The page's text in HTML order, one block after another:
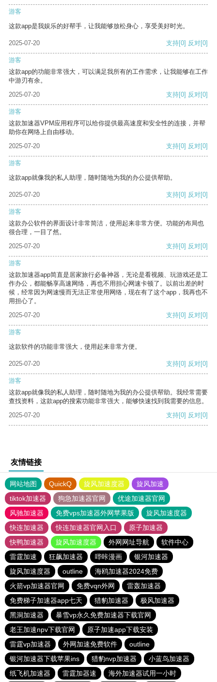
游客
这款app是我娱乐的好帮手，让我能够放松身心，享受美好时光。
2025-07-20 支持[0] 反对[0]
游客
这款app的功能非常强大，可以满足我所有的工作需求，让我能够在工作
中游刃有余。
2025-07-20
支持[0] 反对[0]
游客
这款加速器VPM应用程序可以给你提供最高速度和安全性的连接，并帮
助你在网络上自由移动。
2025-07-20
支持[0] 反对[0]
游客
这款app就像我的私人助理，随时随地为我的办公提供帮助。
2025-07-20 支持[0] 反对[0]
游客
这款办公软件的界面设计非常简洁，使用起来非常方便。功能的布局也
很合理，一目了然。
2025-07-20
支持[0] 反对[0]
游客
这款加速器app简直是居家旅行必备神器，无论是看视频、玩游戏还是工
作办公，都能畅享高速网络，再也不用担心网速卡顿了。以前出差的时
候，经常因为网速慢而无法正常使用网络，现在有了这个app，我再也不
用担心了。
2025-07-20
支持[0] 反对[0]
游客
这款软件的功能非常强大，使用起来非常方便。
2025-07-20 支持[0] 反对[0]
游客
这款app就像我的私人助理，随时随地为我的办公提供帮助。我经常需要
查找资料，这款app的搜索功能非常强大，能够快速找到我需要的信息。
2025-07-20
支持[0] 反对[0]
友情链接
网站地图 QuickQ 旋风加速度器
旋风加速
tiktok加速器
狗急加速器官网
优途加速器官网
风驰加速器
免费vps加速器外网苹果版
旋风加速度器
快连加速器
快连加速器官网入口
原子加速器
快鸭加速器
旋风加速度器 外网网址导航
软件中心
雷霆加速
狂飙加速器 哔咔漫画
银河加速器
旋风加速度器
outline
海鸥加速器2024免费
火箭vp加速器官网
免费vqn外网
雷轰加速器
免费梯子加速器app七天
猎豹加速器
极风加速器
黑洞加速器
暴雪vp永久免费加速器下载官网
老王加速npv下载官网
原子加速app下载安装
雷霆vp加速器
外网加速免费软件
outline
银河加速器下载苹果ins
猎豹nvp加速器
小蓝鸟加速器
纸飞机加速器
雷霆加器速 海外加速器试用一小时